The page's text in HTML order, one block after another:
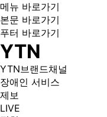
메뉴 바로가기
본문 바로가기
푸터 바로가기
YTN
YTN브랜드채널
장애인 서비스
제보
LIVE